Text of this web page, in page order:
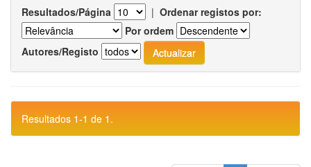
Resultados/Página | Ordenar registos por:
Por ordem
Autores/Registo
Resultados 1-1 de 1.